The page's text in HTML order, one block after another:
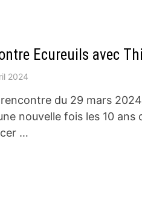
Ecureuils avec
2024
du 29 mars
nouvelle fois les 10 ans
…